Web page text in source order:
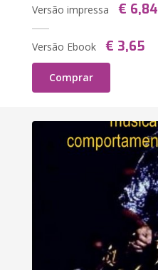
Versão impressa € 6,84
Versão Ebook € 3,65
Comprar